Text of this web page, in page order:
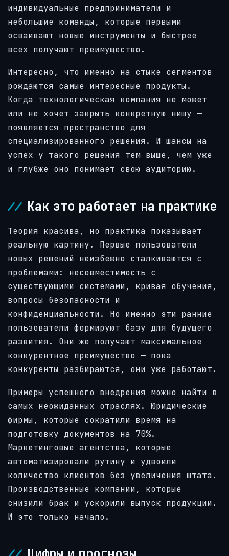
индивидуальные предприниматели и
небольшие команды, которые первыми
осваивают новые инструменты и быстрее
всех получают преимущество.
Интересно, что именно на стыке сегментов
рождаются самые интересные продукты.
Когда технологическая компания не может
или не хочет закрыть конкретную нишу —
появляется пространство для
специализированного решения. И шансы на
успех у такого решения тем выше, чем уже
и глубже оно понимает свою аудиторию.
Как это работает на практике
Теория красива, но практика показывает
реальную картину. Первые пользователи
новых решений неизбежно сталкиваются с
проблемами: несовместимость с
существующими системами, кривая обучения,
вопросы безопасности и
конфиденциальности. Но именно эти ранние
пользователи формируют базу для будущего
развития. Они же получают максимальное
конкурентное преимущество — пока
конкуренты разбираются, они уже работают.
Примеры успешного внедрения можно найти в
самых неожиданных отраслях. Юридические
фирмы, которые сократили время на
подготовку документов на 70%.
Маркетинговые агентства, которые
автоматизировали рутину и удвоили
количество клиентов без увеличения штата.
Производственные компании, которые
снизили брак и ускорили выпуск продукции.
И это только начало.